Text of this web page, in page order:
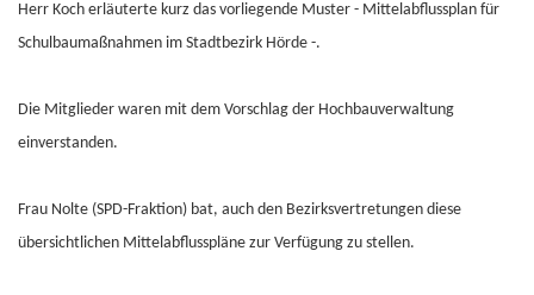
Herr Koch erläuterte kurz das vorliegende Muster - Mittelabflussplan für
Schulbaumaßnahmen im Stadtbezirk Hörde -.
Die Mitglieder waren mit dem Vorschlag der Hochbauverwaltung
einverstanden.
Frau Nolte (SPD-Fraktion) bat, auch den Bezirksvertretungen diese
übersichtlichen Mittelabflusspläne zur Verfügung zu stellen.